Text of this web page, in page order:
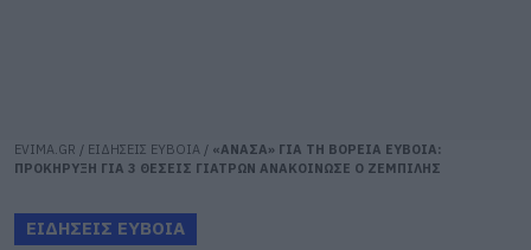
EVIMA.GR / ΕΙΔΗΣΕΙΣ ΕΥΒΟΙΑ / «ΑΝΑΣΑ» ΓΙΑ ΤΗ ΒΟΡΕΙΑ ΕΥΒΟΙΑ:
ΠΡΟΚΗΡΥΞΗ ΓΙΑ 3 ΘΕΣΕΙΣ ΓΙΑΤΡΩΝ ΑΝΑΚΟΙΝΩΣΕ Ο ΖΕΜΠΙΛΗΣ
ΕΙΔΗΣΕΙΣ ΕΥΒΟΙΑ